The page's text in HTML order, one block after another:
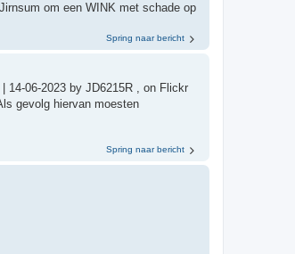
om een WINK met schade op
Spring naar bericht
14-06-2023 by JD6215R , on Flickr
gevolg hiervan moesten
Spring naar bericht